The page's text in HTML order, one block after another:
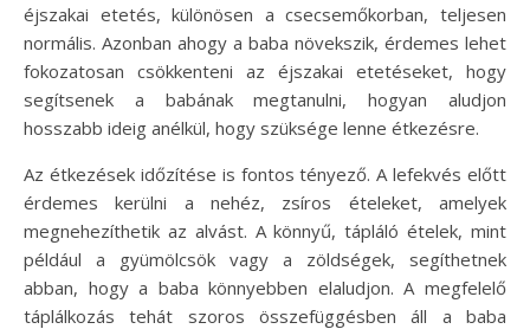
éjszakai etetés, különösen a csecsemőkorban, teljesen
normális. Azonban ahogy a baba növekszik, érdemes lehet
fokozatosan csökkenteni az éjszakai etetéseket, hogy
segítsenek a babának megtanulni, hogyan aludjon
hosszabb ideig anélkül, hogy szüksége lenne étkezésre.
Az étkezések időzítése is fontos tényező. A lefekvés előtt
érdemes kerülni a nehéz, zsíros ételeket, amelyek
megnehezíthetik az alvást. A könnyű, tápláló ételek, mint
például a gyümölcsök vagy a zöldségek, segíthetnek
abban, hogy a baba könnyebben elaludjon. A megfelelő
táplálkozás tehát szoros összefüggésben áll a baba